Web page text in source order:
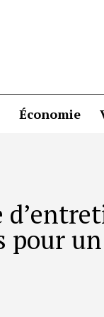
Économie
pour